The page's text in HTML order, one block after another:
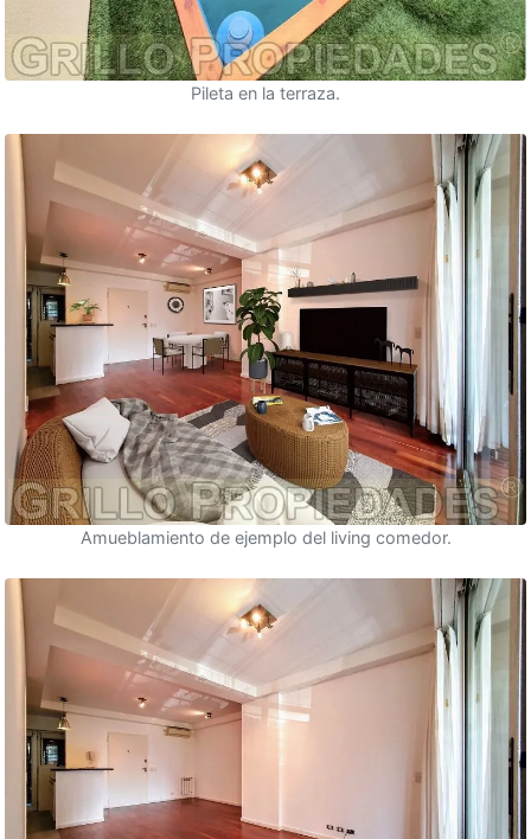
Pileta en la terraza.
Amueblamiento de ejemplo del living comedor.